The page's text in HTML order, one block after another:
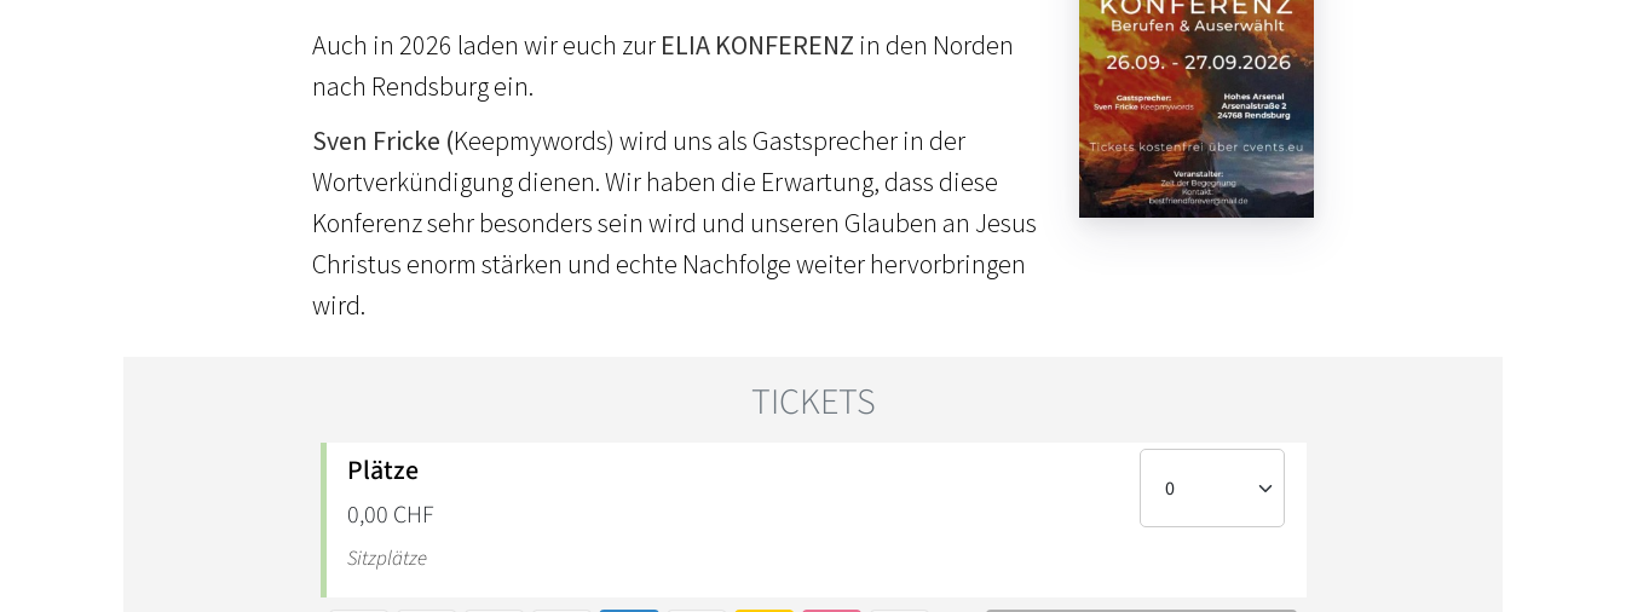
Auch in 2026 laden wir euch zur ELIA KONFERENZ in den Norden
nach Rendsburg ein.
Sven Fricke (Keepmywords) wird uns als Gastsprecher in der
Wortverkündigung dienen. Wir haben die Erwartung, dass diese
Konferenz sehr besonders sein wird und unseren Glauben an Jesus
Christus enorm stärken und echte Nachfolge weiter hervorbringen
wird.